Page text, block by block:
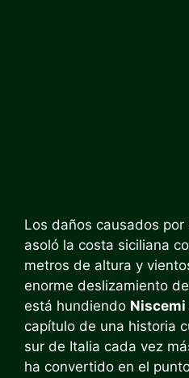
Los daños causados ​​por
asoló la costa siciliana
metros de altura y
enorme deslizamiento
está hundiendo Niscemi
capítulo de una historia
sur de Italia cada vez
ha convertido en el